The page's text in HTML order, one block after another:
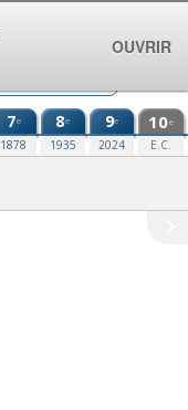
7e
1878
8e
1935
9e
2024
10e
E.C.
OUVRIR